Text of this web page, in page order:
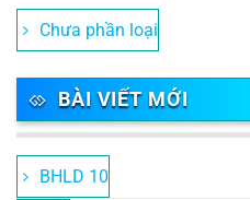
Chưa phần loại
BÀI VIẾT MỚI
BHLD 10